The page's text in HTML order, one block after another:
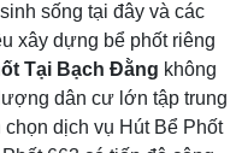
sống tại đây và các
xây dựng bể phốt riêng
Tại Bạch Đằng không
dân cư lớn tập trung
dịch vụ Hút Bể Phốt